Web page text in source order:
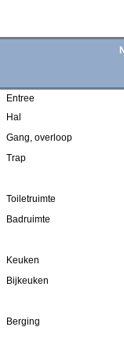
Entree
Hal
Gang, overloop
Trap
Toiletruimte
Badruimte
Keuken
Bijkeuken
Berging